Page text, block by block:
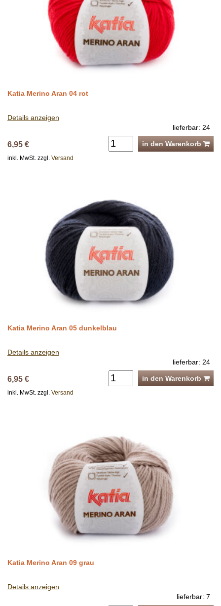
Katia Merino Aran 04 rot
Details anzeigen
lieferbar: 24
6,95 € in den Warenkorb
inkl. MwSt. zzgl. Versand
Katia Merino Aran 05 dunkelblau
Details anzeigen
lieferbar: 24
6,95 € in den Warenkorb
inkl. MwSt. zzgl. Versand
Katia Merino Aran 09 grau
Details anzeigen
lieferbar: 7